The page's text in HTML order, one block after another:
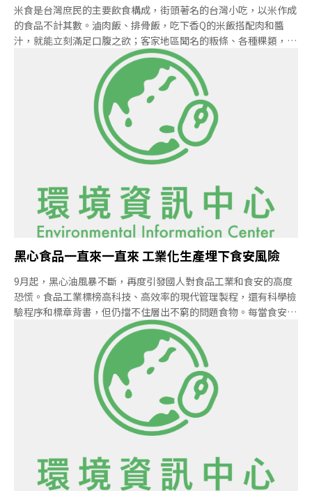
米食是台灣庶民的主要飲食構成，街頭著名的台灣小吃，以米作成
的食品不計其數。滷肉飯、排骨飯，吃下香Q的米飯搭配肉和醬
汁，就能立刻滿足口腹之欲；客家地區聞名的粄條、各種粿類，小
吃店的米粉、米苔目，都是利用米研磨加工後所製作成的米食；偶
爾在鄉間還可見用攤販販售米做的爆米香，是孩子的復古點心。這
些小吃在我們的生活中隨處可見，代表著台灣深厚長遠的米食文
化。然而台灣民眾飲食文化的改變，實在地反應在稻米的食用量
上。根據農委會所發布2013年糧食供需年報，國人目前每人每年
僅吃45.6公斤的白米，與30年前相比，足足少了一半。台灣的稻米
種植面積也在逐年下滑。農糧署的統計，30年來台灣稻米種植面積
從64萬5千公頃，下滑至今僅剩27萬公頃。 飲食多樣化，讓米食在
加工製品的消費成本相較其他食品也較低。一碗滷肉飯35元、一碗
米粉湯40元，是我們所認知的米食
黑心食品一直來一直來 工業化生產埋下食安風險
9月起，黑心油風暴不斷，再度引發國人對食品工業和食安的高度
恐慌。食品工業標榜高科技、高效率的現代管理製程，還有科學檢
驗程序和標章背書，但仍擋不住層出不窮的問題食物。每當食安問
題爆發，工廠衛生品管不佳、廠商黑心無良、或政府和檢驗單位把
關不力，就成了熱門議題。但常常結論還沒出爐，又有新的黑心食
品趕著下架。經驗證明，只關注食品工業的程序問題，恐怕見樹不
見林。自20世紀中期以來，隨著全球食物體系快速的工業化和全球
貿易化，工業與商業邏輯已主宰了我們的生產方式和飲食習慣，也
在我們生活當中埋下了許多風險。但在科技與進步形象的包裝之
下，食物工業化的高昂代價卻往往被人所輕忽。要找出食安問題的
源頭，就得從頭檢視現代食物系統的運作邏輯。工業化的玉米生產
送帶，透過精心設計的製造流程，被大量地組合、再製成飲料、餅
乾、糖果等人工食品，接著由機器化的設備放入看